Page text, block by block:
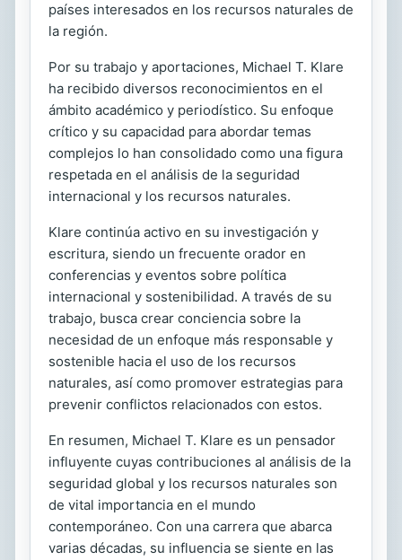
países interesados en los recursos naturales de
la región.
Por su trabajo y aportaciones, Michael T. Klare
ha recibido diversos reconocimientos en el
ámbito académico y periodístico. Su enfoque
crítico y su capacidad para abordar temas
complejos lo han consolidado como una figura
respetada en el análisis de la seguridad
internacional y los recursos naturales.
Klare continúa activo en su investigación y
escritura, siendo un frecuente orador en
conferencias y eventos sobre política
internacional y sostenibilidad. A través de su
trabajo, busca crear conciencia sobre la
necesidad de un enfoque más responsable y
sostenible hacia el uso de los recursos
naturales, así como promover estrategias para
prevenir conflictos relacionados con estos.
En resumen, Michael T. Klare es un pensador
influyente cuyas contribuciones al análisis de la
seguridad global y los recursos naturales son
de vital importancia en el mundo
contemporáneo. Con una carrera que abarca
varias décadas, su influencia se siente en las